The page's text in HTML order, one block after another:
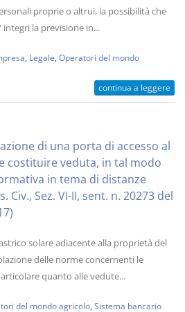
proprie o altrui, la possibilità che
la previsione in...
Legale Operatori del mondo
continua a leggere
di una porta di accesso al
costituire veduta, in tal modo
in tema di distanze
Civ., Sez. VI-II, sent. n. 20273 del
solare adiacente alla proprietà del
delle norme concernenti le
quanto alle vedute...
del mondo agricolo Sistema bancario